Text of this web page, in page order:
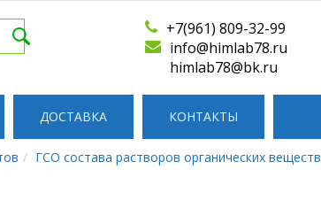
+7(961) 809-32-99
info@himlab78.ru
himlab78@bk.ru
ДОСТАВКА КОНТАКТЫ
ГСО состава растворов органических веществ